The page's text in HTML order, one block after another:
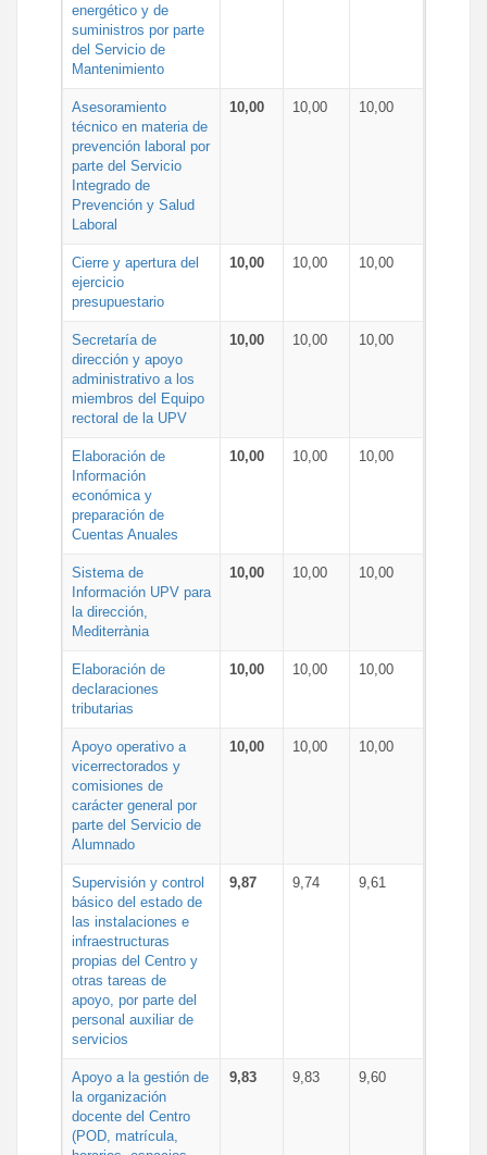
energético y de
suministros por parte
del Servicio de
Mantenimiento
Asesoramiento
técnico en materia de
prevención laboral por
parte del Servicio
Integrado de
Prevención y Salud
Laboral
10,00 10,00 10,00
Cierre y apertura del
ejercicio
presupuestario
10,00 10,00 10,00
Secretaría de
dirección y apoyo
administrativo a los
miembros del Equipo
rectoral de la UPV
10,00 10,00 10,00
Elaboración de
Información
económica y
preparación de
Cuentas Anuales
10,00 10,00 10,00
Sistema de
Información UPV para
la dirección,
Mediterrània
10,00 10,00 10,00
Elaboración de
declaraciones
tributarias
10,00 10,00 10,00
Apoyo operativo a
vicerrectorados y
comisiones de
carácter general por
parte del Servicio de
Alumnado
10,00 10,00 10,00
Supervisión y control
básico del estado de
las instalaciones e
infraestructuras
propias del Centro y
otras tareas de
apoyo, por parte del
personal auxiliar de
servicios
9,87 9,74 9,61
Apoyo a la gestión de
la organización
docente del Centro
(POD, matrícula,
9,83 9,83 9,60